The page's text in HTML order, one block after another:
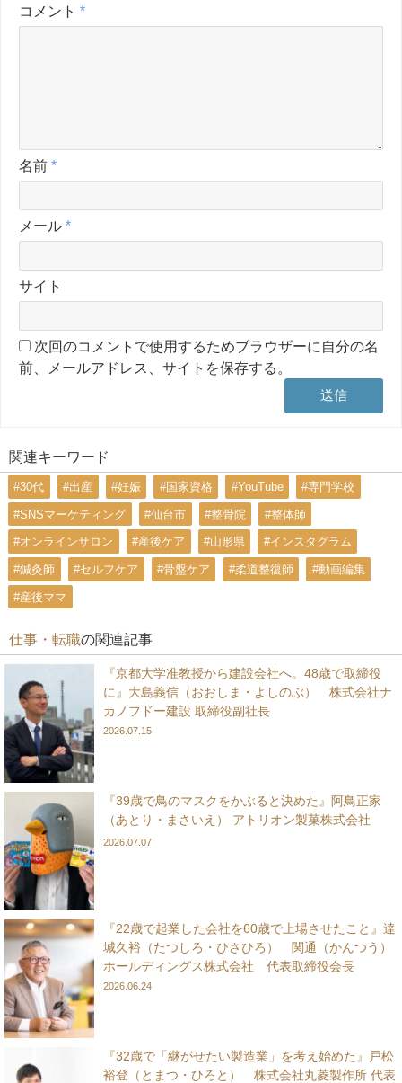
コメント *
名前 *
メール *
サイト
次回のコメントで使用するためブラウザーに自分の名
前、メールアドレス、サイトを保存する。
関連キーワード
#30代 #出産 #妊娠 #国家資格 #YouTube #専門学校
#SNSマーケティング #仙台市 #整骨院 #整体師
#オンラインサロン #産後ケア #山形県 #インスタグラム
#鍼灸師 #セルフケア #骨盤ケア #柔道整復師 #動画編集
#産後ママ
仕事・転職の関連記事
『京都大学准教授から建設会社へ。48歳で取締役
に』大島義信（おおしま・よしのぶ） 株式会社ナ
カノフドー建設 取締役副社長
2026.07.15
『39歳で鳥のマスクをかぶると決めた』阿鳥正家
（あとり・まさいえ） アトリオン製菓株式会社
2026.07.07
『22歳で起業した会社を60歳で上場させたこと』達
城久裕（たつしろ・ひさひろ） 関通（かんつう）
ホールディングス株式会社 代表取締役会長
2026.06.24
『32歳で「継がせたい製造業」を考え始めた』戸松
裕登（とまつ・ひろと） 株式会社丸菱製作所 代表